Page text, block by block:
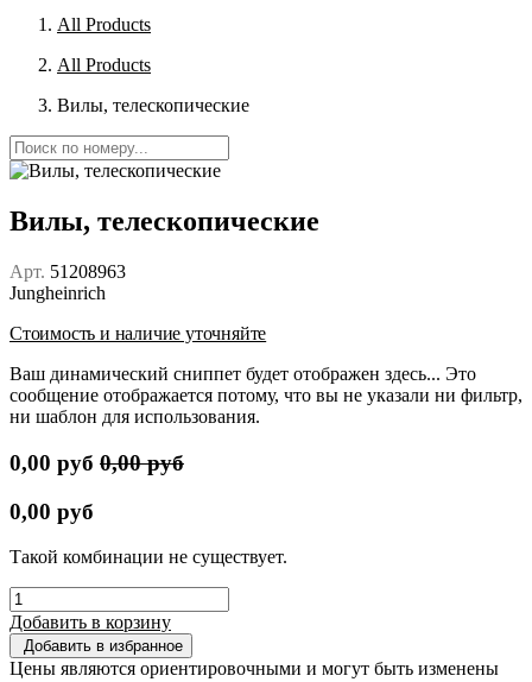
All Products
All Products
Вилы, телескопические
Вилы, телескопические
Арт. 51208963
Jungheinrich
Стоимость и наличие уточняйте
Ваш динамический сниппет будет отображен здесь... Это
сообщение отображается потому, что вы не указали ни фильтр,
ни шаблон для использования.
0,00 руб 0,00руб
0,00 руб
Такой комбинации не существует.
Добавить в корзину
Добавить в избранное
Цены являются ориентировочными и могут быть изменены